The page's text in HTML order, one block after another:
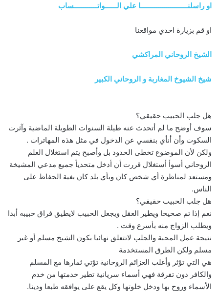
او راسلنــــــــــــــــــــــــا علي الــــــواتــــــــــــساب
او قم بزيارة احدي مواقعنا
الشيخ الروحاني المراكشي
شيخ الشيوخ المغاربة و الروحاني الكبير
هل جلب الحبيب حقيقي؟
سوف أوضح ما لم أتحدث عنه طيلة السنوات الطويلة الماضية وآثرت
السكوت وأن أنأي بنفسي عن الدخول في مثل هذه المهاترات .
ولكن لأن الموضوع تخطى الحدود بل وأصبح يتم استغلال العلم
الروحاني أسوأ أستغلال قررت أن أدخل متحدياً جميع مدعي المشيخة
ومستعد لمناظرة أي شخص كان وبأي بلد كان بغية الحفاظ على
الناس.
هل جلب الحبيب حقيقي؟
نعم إذا تم صحيحا ويطير العقل ويجعل الحبيب لايطيق فراق حبيبه أبدا
ويطلب الزواج منه بأسرع وقت .
نتيجة عمل المحبة والجلب لاتتعلق نهائيا بكون الشيخ مسلم أو غير
مسلم ولكن الطرق المستخدمة
هي التي تؤثر وأغلب العزائم الروحانية تؤتي ثمارها مع المسلم
والكافر دون تفرقة فهي أسماء سريانية تطير خدمتها من خدم
الأسماء وروح بها ودخل خلوتها وكل يقع على يوافقه طبعا ودينا.